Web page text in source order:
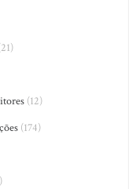
(12)
(174)